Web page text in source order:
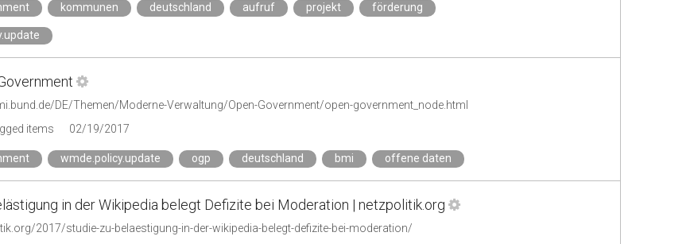
kommunen deutschland aufruf projekt förderung
DE/Themen/Moderne-Verwaltung/Open-Government/open-government_node.html
items
02/19/2017
wmde.policy.update ogp deutschland bmi offene daten
in der Wikipedia belegt Defizite bei Moderation | netzpolitik.org
2017/studie-zu-belaestigung-in-der-wikipedia-belegt-defizite-bei-moderation/